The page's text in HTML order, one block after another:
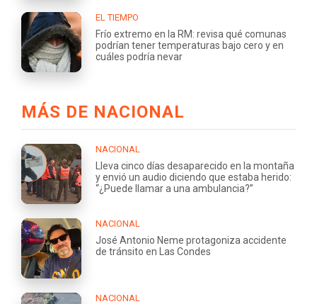
EL TIEMPO
Frío extremo en la RM: revisa qué comunas
podrían tener temperaturas bajo cero y en
cuáles podría nevar
MÁS DE NACIONAL
NACIONAL
Lleva cinco días desaparecido en la montaña
y envió un audio diciendo que estaba herido:
“¿Puede llamar a una ambulancia?”
NACIONAL
José Antonio Neme protagoniza accidente
de tránsito en Las Condes
NACIONAL